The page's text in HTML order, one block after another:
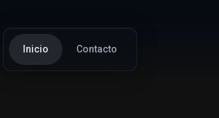
Inicio Contacto